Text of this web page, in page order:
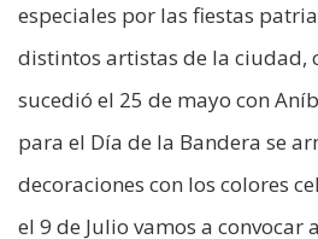
especiales por las fiestas
distintos artistas de la ciudad,
sucedió el 25 de mayo con
para el Día de la Bandera se
decoraciones con los colores
el 9 de Julio vamos a convocar